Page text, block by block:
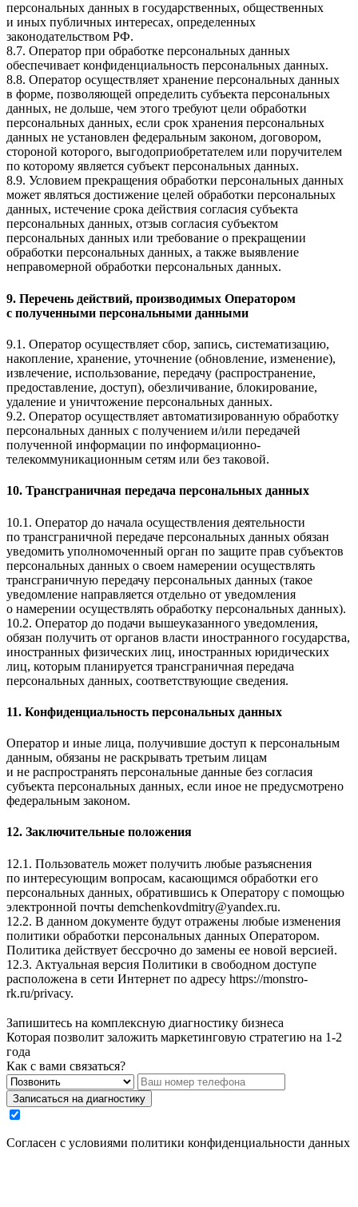
персональных данных в государственных, общественных
и иных публичных интересах, определенных
законодательством РФ.
8.7. Оператор при обработке персональных данных
обеспечивает конфиденциальность персональных данных.
8.8. Оператор осуществляет хранение персональных данных
в форме, позволяющей определить субъекта персональных
данных, не дольше, чем этого требуют цели обработки
персональных данных, если срок хранения персональных
данных не установлен федеральным законом, договором,
стороной которого, выгодоприобретателем или поручителем
по которому является субъект персональных данных.
8.9. Условием прекращения обработки персональных данных
может являться достижение целей обработки персональных
данных, истечение срока действия согласия субъекта
персональных данных, отзыв согласия субъектом
персональных данных или требование о прекращении
обработки персональных данных, а также выявление
неправомерной обработки персональных данных.
9. Перечень действий, производимых Оператором
с полученными персональными данными
9.1. Оператор осуществляет сбор, запись, систематизацию,
накопление, хранение, уточнение (обновление, изменение),
извлечение, использование, передачу (распространение,
предоставление, доступ), обезличивание, блокирование,
удаление и уничтожение персональных данных.
9.2. Оператор осуществляет автоматизированную обработку
персональных данных с получением и/или передачей
полученной информации по информационно-
телекоммуникационным сетям или без таковой.
10. Трансграничная передача персональных данных
10.1. Оператор до начала осуществления деятельности
по трансграничной передаче персональных данных обязан
уведомить уполномоченный орган по защите прав субъектов
персональных данных о своем намерении осуществлять
трансграничную передачу персональных данных (такое
уведомление направляется отдельно от уведомления
о намерении осуществлять обработку персональных данных).
10.2. Оператор до подачи вышеуказанного уведомления,
обязан получить от органов власти иностранного государства,
иностранных физических лиц, иностранных юридических
лиц, которым планируется трансграничная передача
персональных данных, соответствующие сведения.
11. Конфиденциальность персональных данных
Оператор и иные лица, получившие доступ к персональным
данным, обязаны не раскрывать третьим лицам
и не распространять персональные данные без согласия
субъекта персональных данных, если иное не предусмотрено
федеральным законом.
12. Заключительные положения
12.1. Пользователь может получить любые разъяснения
по интересующим вопросам, касающимся обработки его
персональных данных, обратившись к Оператору с помощью
электронной почты demchenkovdmitry@yandex.ru.
12.2. В данном документе будут отражены любые изменения
политики обработки персональных данных Оператором.
Политика действует бессрочно до замены ее новой версией.
12.3. Актуальная версия Политики в свободном доступе
расположена в сети Интернет по адресу https://monstro-
rk.ru/privacy.
Запишитесь на комплексную диагностику бизнеса
Которая позволит заложить маркетинговую стратегию на 1-2
года
Как с вами связаться?
Записаться на диагностику
Cогласен с условиями политики конфиденциальности данных